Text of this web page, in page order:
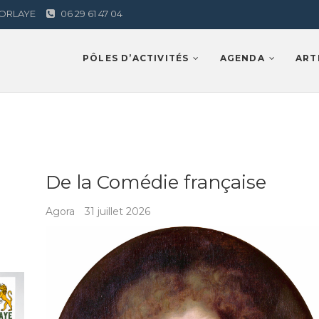
06 29 61 47 04
PÔLES D’ACTIVITÉS AGENDA
De la Comédie française
Agora 31 juillet 2026